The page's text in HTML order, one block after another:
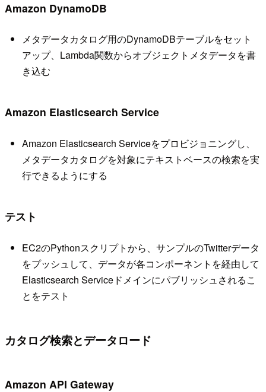
Amazon DynamoDB
メタデータカタログ用のDynamoDBテーブルをセット
アップ、Lambda関数からオブジェクトメタデータを書
き込む
Amazon Elasticsearch Service
Amazon Elasticsearch Serviceをプロビジョニングし、
メタデータカタログを対象にテキストベースの検索を実
行できるようにする
テスト
EC2のPythonスクリプトから、サンプルのTwitterデータ
をプッシュして、データが各コンポーネントを経由して
Elasticsearch Serviceドメインにパブリッシュされるこ
とをテスト
カタログ検索とデータロード
Amazon API Gateway